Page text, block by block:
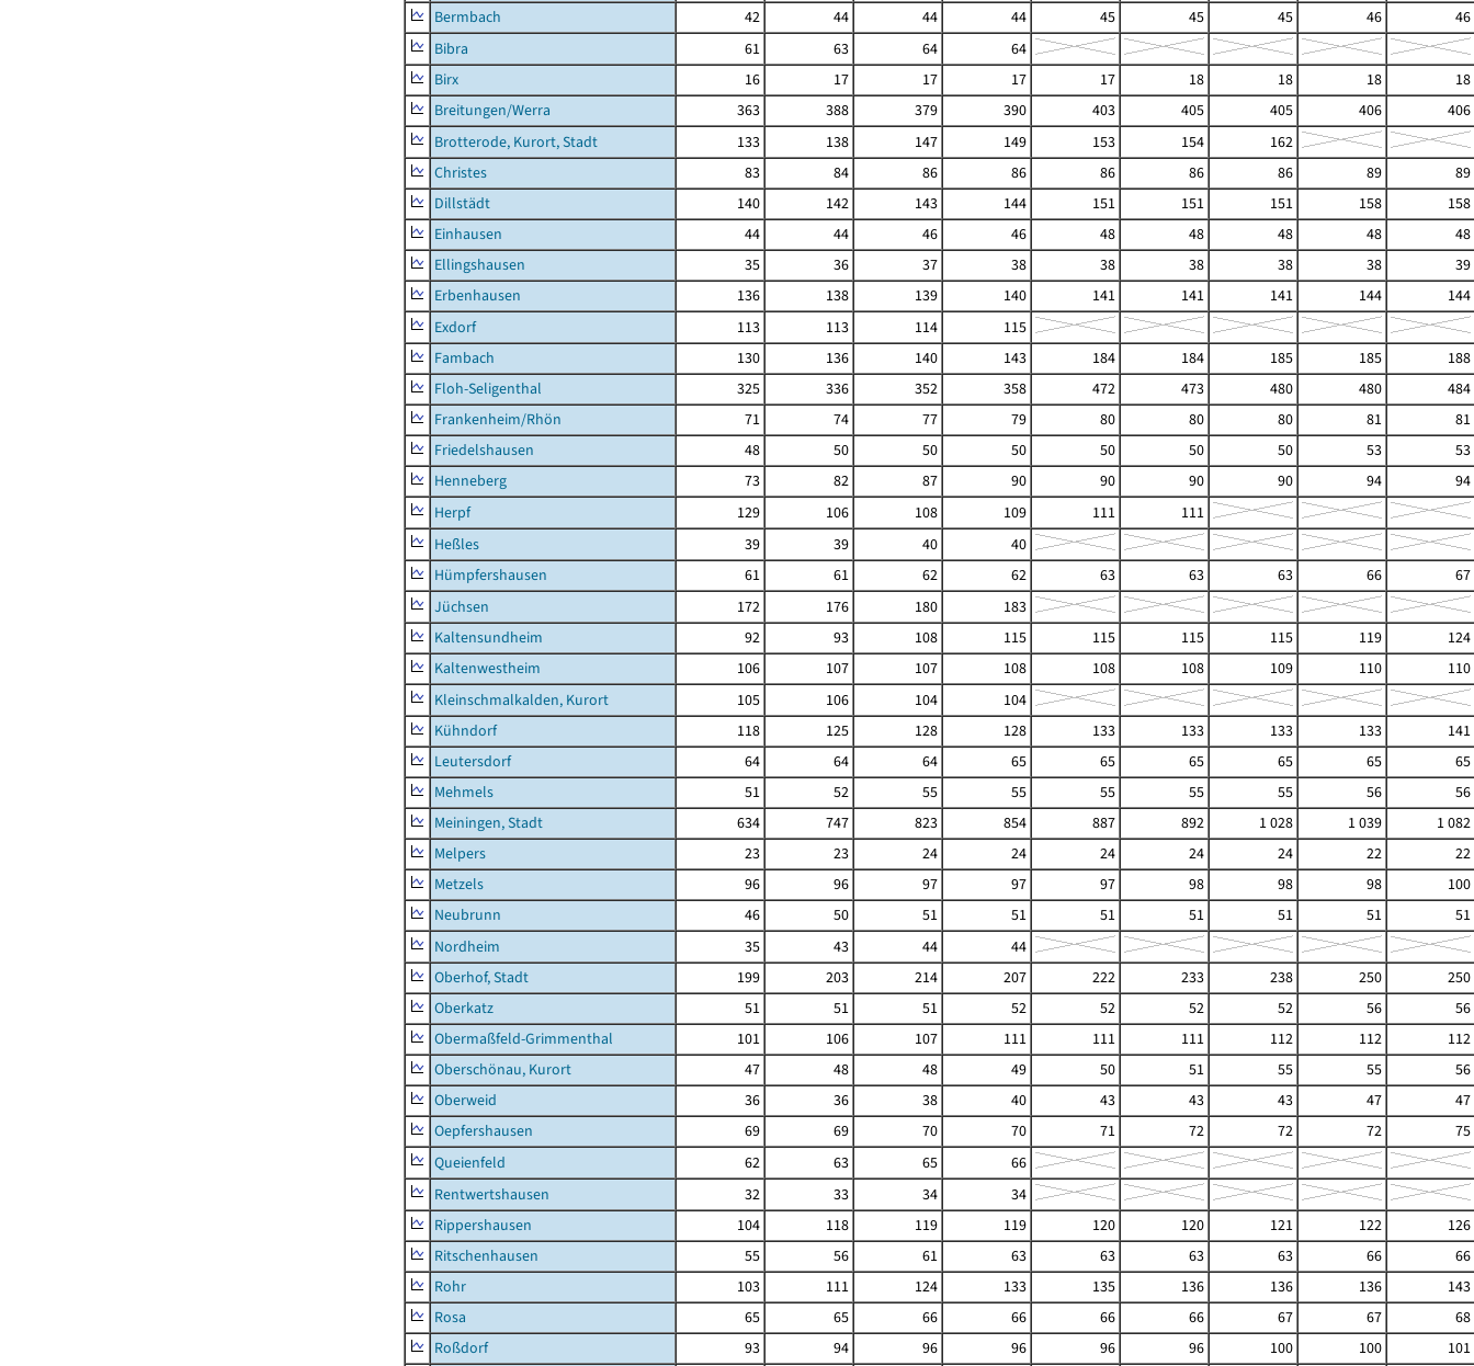
Bermbach
42 44 44 44 45 45 45 46
46
Bibra
61 63 64
64
Birx
16 17 17 17 17 18 18 18
18
Breitungen/Werra
363 388 379 390 403 405 405 406
406
Brotterode, Kurort, Stadt
133 138 147 149 153 154
162
Christes
83 84 86 86 86 86 86 89
89
Dillstädt
140 142 143 144 151 151 151 158
158
Einhausen
44 44 46 46 48 48 48 48
48
Ellingshausen
35 36 37 38 38 38 38 38
39
Erbenhausen
136 138 139 140 141 141 141 144
144
Exdorf
113 113 114
115
Fambach
130 136 140 143 184 184 185 185
188
Floh-Seligenthal
325 336 352 358 472 473 480 480
484
Frankenheim/Rhön
71 74 77 79 80 80 80 81
81
Friedelshausen
48 50 50 50 50 50 50 53
53
Henneberg
73 82 87 90 90 90 90 94
94
Herpf
129 106 108 109 111
111
Heßles
39 39 40
40
Hümpfershausen
61 61 62 62 63 63 63 66
67
Jüchsen
172 176 180
183
Kaltensundheim
92 93 108 115 115 115 115 119
124
Kaltenwestheim
106 107 107 108 108 108 109 110
110
Kleinschmalkalden, Kurort
105 106 104
104
Kühndorf
118 125 128 128 133 133 133 133
141
Leutersdorf
64 64 64 65 65 65 65 65
65
Mehmels
51 52 55 55 55 55 55 56
56
Meiningen, Stadt
634 747 823 854 887 892 1 028 1 039
1 082
Melpers
23 23 24 24 24 24 24 22
22
Metzels
96 96 97 97 97 98 98 98
100
Neubrunn
46 50 51 51 51 51 51 51
51
Nordheim
35 43 44
44
Oberhof, Stadt
199 203 214 207 222 233 238 250
250
Oberkatz
51 51 51 52 52 52 52 56
56
Obermaßfeld-Grimmenthal
101 106 107 111 111 111 112 112
112
Oberschönau, Kurort
47 48 48 49 50 51 55 55
56
Oberweid
36 36 38 40 43 43 43 47
47
Oepfershausen
69 69 70 70 71 72 72 72
75
Queienfeld
62 63 65
66
Rentwertshausen
32 33 34
34
Rippershausen
104 118 119 119 120 120 121 122
126
Ritschenhausen
55 56 61 63 63 63 63 66
66
Rohr
103 111 124 133 135 136 136 136
143
Rosa
65 65 66 66 66 66 67 67
68
Roßdorf
93 94 96 96 96 96 100 100
101